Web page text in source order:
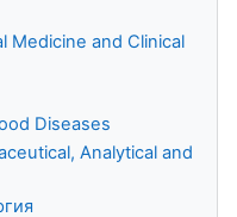
Medicine and Clinical
Diseases
Analytical and